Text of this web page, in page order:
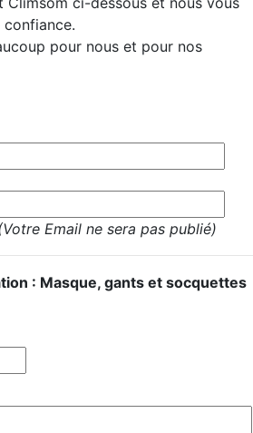
pour nous et pour nos
Email ne sera pas publié)
: Masque, gants et socquettes